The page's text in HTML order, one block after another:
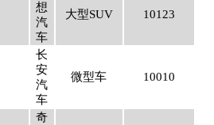
想
汽
车
大型SUV 10123
长
安
汽
车
微型车 10010
奇